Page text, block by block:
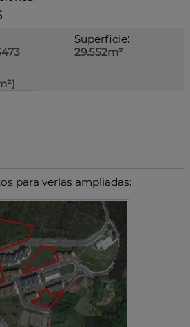
Superficie:
29.552m²
para verlas ampliadas: